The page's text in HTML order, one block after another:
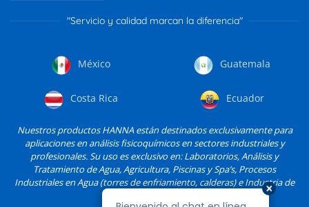
"Servicio y calidad marcan la diferencia"
México Guatemala
Costa Rica Ecuador
Nuestros productos HANNA están destinados exclusivamente para
aplicaciones en análisis fisicoquímicos en sectores industriales y
profesionales. Su uso es exclusivo en: Laboratorios, Análisis y
Tratamiento de Agua, Agricultura, Piscinas y Spa’s, Procesos
Industriales en Agua (torres de enfriamiento, calderas) e Industria de